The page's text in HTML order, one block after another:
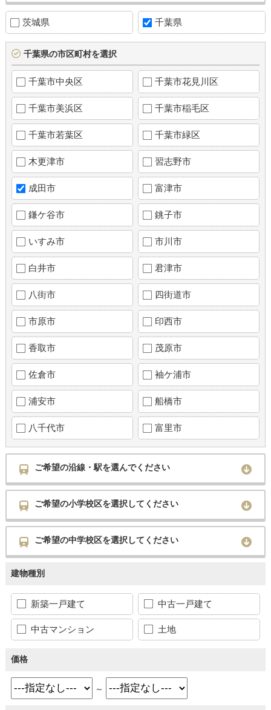
茨城県 千葉県
千葉県の市区町村を選択
千葉市中央区 千葉市花見川区
千葉市美浜区 千葉市稲毛区
千葉市若葉区 千葉市緑区
木更津市 習志野市
成田市 富津市
鎌ケ谷市 銚子市
いすみ市 市川市
白井市 君津市
八街市 四街道市
市原市 印西市
香取市 茂原市
佐倉市 袖ケ浦市
浦安市 船橋市
八千代市 富里市
ご希望の沿線・駅を選んでください
ご希望の小学校区を選択してください
ご希望の中学校区を選択してください
建物種別
新築一戸建て 中古一戸建て
中古マンション 土地
価格
～